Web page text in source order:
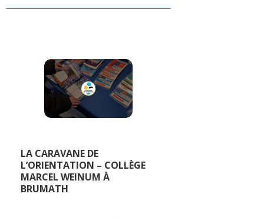
LA CARAVANE DE
L’ORIENTATION – COLLÈGE
MARCEL WEINUM À
BRUMATH